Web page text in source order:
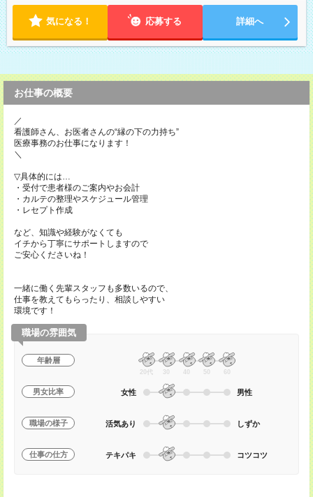
気になる！ 応募する 詳細へ
お仕事の概要
／
看護師さん、お医者さんの“縁の下の力持ち”
医療事務のお仕事になります！
＼
▽具体的には…
・受付で患者様のご案内やお会計
・カルテの整理やスケジュール管理
・レセプト作成
など、知識や経験がなくても
イチから丁寧にサポートしますので
ご安心くださいね！
一緒に働く先輩スタッフも多数いるので、
仕事を教えてもらったり、相談しやすい
環境です！
職場の雰囲気
年齢層
20代 30 40 50 60
男女比率 女性 男性
職場の様子 活気あり しずか
仕事の仕方 テキパキ コツコツ